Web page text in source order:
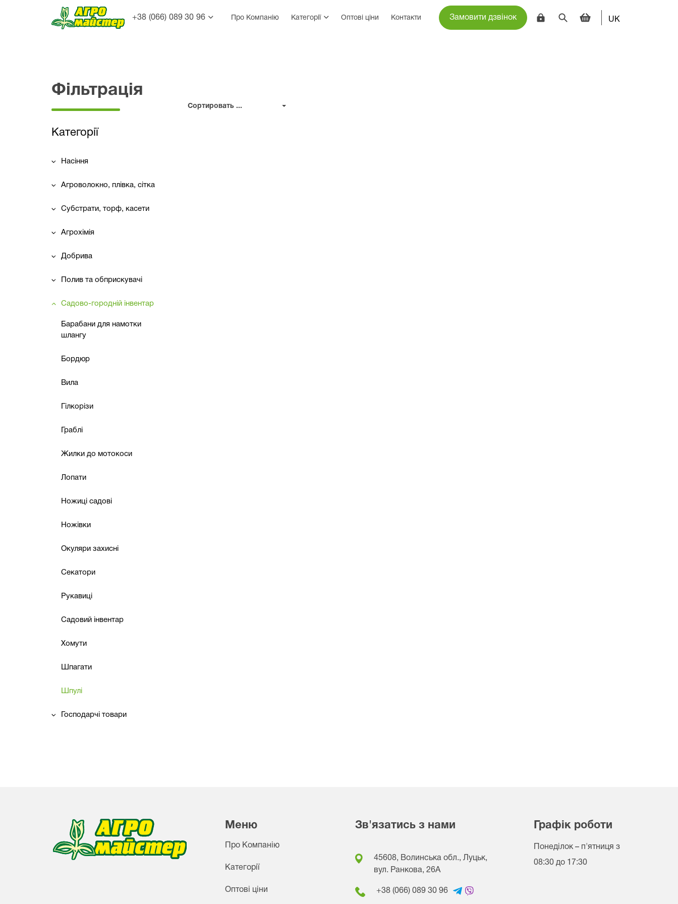
+38 (066) 089 30 96 Про Компанію Категорії Оптові ціни Контакти Замовити дзвінок UK
Фільтрація
Категорії
Насіння
Агроволокно, плівка, сітка
Субстрати, торф, касети
Агрохімія
Добрива
Полив та обприскувачі
Садово-городній інвентар
Барабани для намотки
шлангу
Бордюр
Вила
Гілкорізи
Граблі
Жилки до мотокоси
Лопати
Ножиці садові
Ножівки
Окуляри захисні
Секатори
Рукавиці
Садовий інвентар
Хомути
Шпагати
Шпулі
Господарчі товари
Сортировать ...
Меню
Про Компанію
Категорії
Оптові ціни
Зв'язатись з нами
45608, Волинська обл., Луцьк,
вул. Ранкова, 26A
+38 (066) 089 30 96
Графік роботи
Понеділок – п'ятниця з
08:30 до 17:30